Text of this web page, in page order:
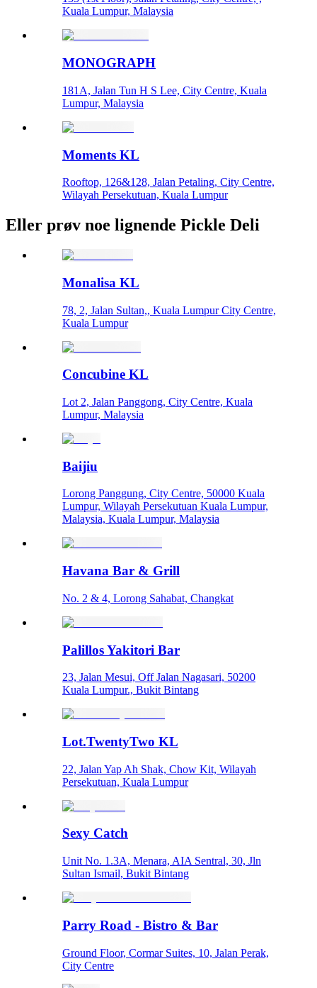
Kuala Lumpur, Malaysia
MONOGRAPH
181A, Jalan Tun H S Lee, City Centre, Kuala
Lumpur, Malaysia
Moments KL
Rooftop, 126&128, Jalan Petaling, City Centre,
Wilayah Persekutuan, Kuala Lumpur
Eller prøv noe lignende Pickle Deli
Monalisa KL
78, 2, Jalan Sultan,, Kuala Lumpur City Centre,
Kuala Lumpur
Concubine KL
Lot 2, Jalan Panggong, City Centre, Kuala
Lumpur, Malaysia
Baijiu
Lorong Panggung, City Centre, 50000 Kuala
Lumpur, Wilayah Persekutuan Kuala Lumpur,
Malaysia, Kuala Lumpur, Malaysia
Havana Bar & Grill
No. 2 & 4, Lorong Sahabat, Changkat
Palillos Yakitori Bar
23, Jalan Mesui, Off Jalan Nagasari, 50200
Kuala Lumpur., Bukit Bintang
Lot.TwentyTwo KL
22, Jalan Yap Ah Shak, Chow Kit, Wilayah
Persekutuan, Kuala Lumpur
Sexy Catch
Unit No. 1.3A, Menara, AIA Sentral, 30, Jln
Sultan Ismail, Bukit Bintang
Parry Road - Bistro & Bar
Ground Floor, Cormar Suites, 10, Jalan Perak,
City Centre